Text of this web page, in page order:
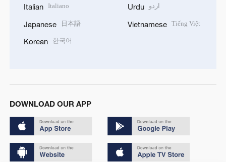
Italian Italiano
Japanese 日本語
Korean 한국어
Urdu اردو
Vietnamese Tiếng Việt
DOWNLOAD OUR APP